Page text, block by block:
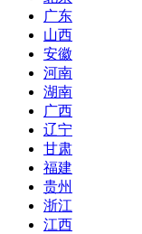
广东
山西
安徽
河南
湖南
广西
辽宁
甘肃
福建
贵州
浙江
江西